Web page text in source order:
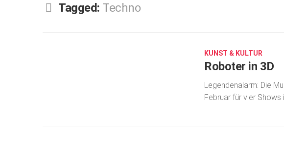
Tagged: Techno
KUNST & KULTUR
Roboter in 3D
Legendenalarm: Die
Februar für vier Shows